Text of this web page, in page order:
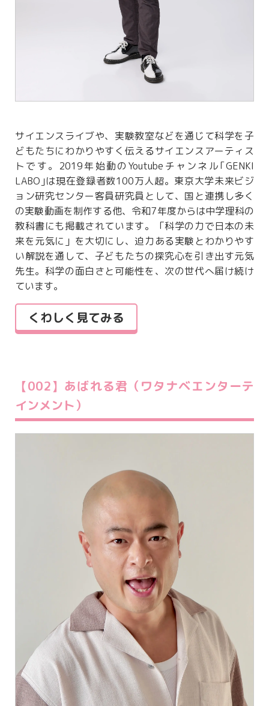
サイエンスライブや、実験教室などを通じて科学を子
どもたちにわかりやすく伝えるサイエンスアーティス
トです。2019年始動のYoutubeチャンネル｢GENKI
LABO｣は現在登録者数100万人超。東京大学未来ビジ
ョン研究センター客員研究員として、国と連携し多く
の実験動画を制作する他、令和7年度からは中学理科の
教科書にも掲載されています。「科学の力で日本の未
来を元気に」を大切にし、迫力ある実験とわかりやす
い解説を通して、子どもたちの探究心を引き出す元気
先生。科学の面白さと可能性を、次の世代へ届け続け
ています。
くわしく見てみる
【002】あばれる君（ワタナベエンターテ
インメント）